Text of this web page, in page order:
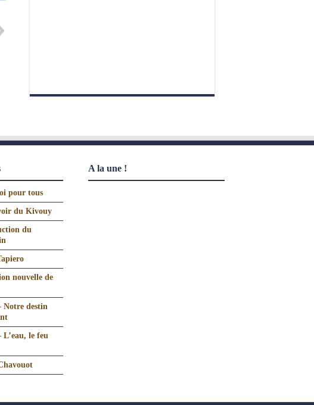
pour tous
du Kivouy
du
nouvelle de
Notre destin
le feu
A la une !